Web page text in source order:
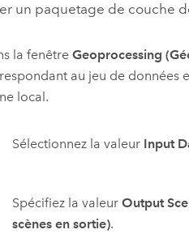
un paquetage de couche
la fenêtreGeoprocessing
au jeu de données
local.
Sélectionnez la valeur Input
Spécifiez la valeur Output
scènes en sortie).